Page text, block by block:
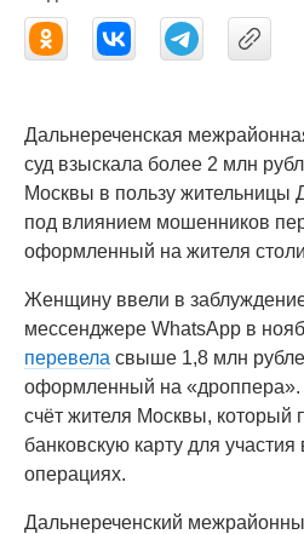
Дальнереченская
суд взыскала более 2 млн
Москвы в пользу жительницы
под влиянием мошенников
оформленный на жителя
Женщину ввели в
мессенджере WhatsApp в
перевела свыше 1,8 млн
оформленный на «дроппера».
счёт жителя Москвы, который
банковскую карту для
операциях.
Дальнереченский